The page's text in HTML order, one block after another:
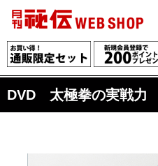
DVD 太極拳の実戦力